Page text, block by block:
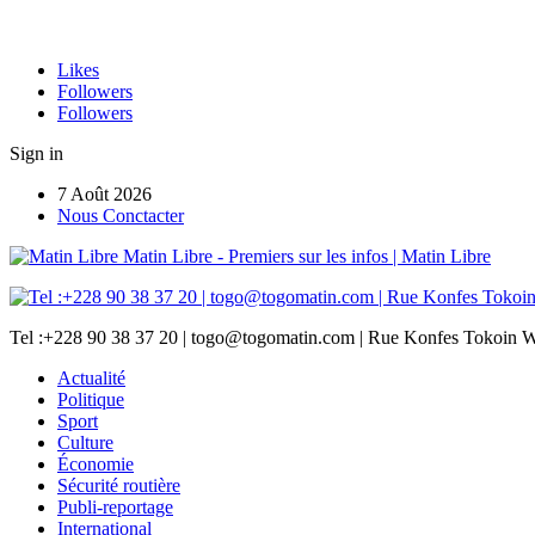
Likes
Followers
Followers
Sign in
7 Août 2026
Nous Conctacter
Matin Libre - Premiers sur les infos | Matin Libre
Tel :+228 90 38 37 20 | togo@togomatin.com | Rue Konfes Tokoin
Actualité
Politique
Sport
Culture
Économie
Sécurité routière
Publi-reportage
International